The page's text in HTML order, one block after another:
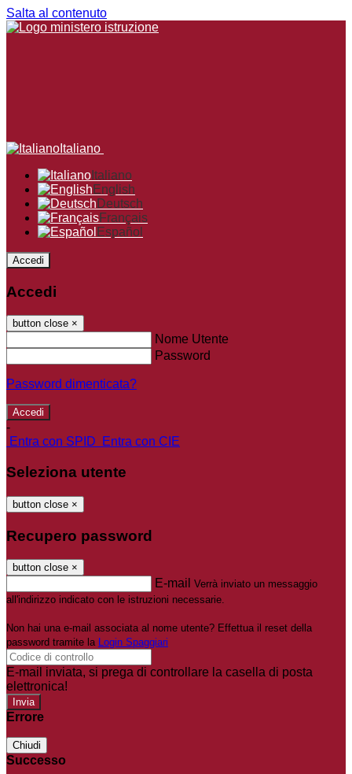
Salta al contenuto
Italiano
Italiano
English
Deutsch
Français
Español
Accedi
Accedi
button close ×
Nome Utente
Password
Password dimenticata?
-
Entra con SPID
Entra con CIE
Seleziona utente
button close ×
Recupero password
button close ×
E-mail Verrà inviato un messaggio
all'indirizzo indicato con le istruzioni necessarie.
Non hai una e-mail associata al nome utente? Effettua il reset della
password tramite la Login Spaggiari
E-mail inviata, si prega di controllare la casella di posta
elettronica!
Errore
Chiudi
Successo